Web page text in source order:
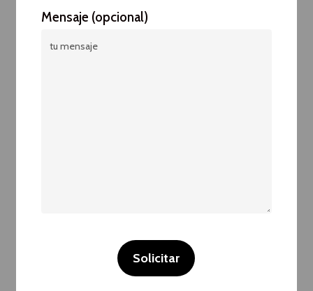
Mensaje (opcional)